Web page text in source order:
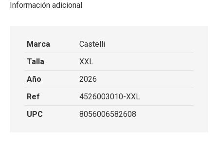
Información adicional
Marca
Castelli
Talla
XXL
Año
2026
Ref
4526003010-XXL
UPC
8056006582608